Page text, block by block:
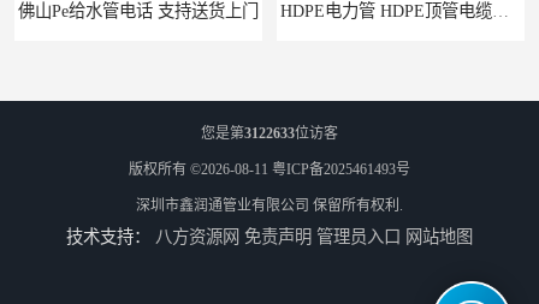
山Pe给水管电话 支持送货上门 HDPE电力管 HDPE顶管电缆管保护套管
您是第3122633位访客
版权所有 ©2026-08-11 粤ICP备2025461493号
深圳市鑫润通管业有限公司 保留所有权利.
技术支持： 八方资源网 免责声明 管理员入口 网站地图